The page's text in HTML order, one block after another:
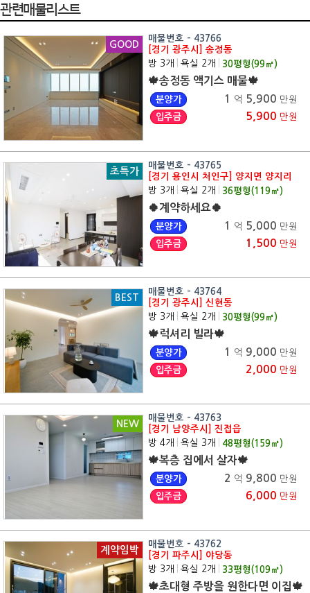
관련매물리스트
GOOD
매물번호 - 43766
[경기 광주시] 송정동
방 3개
욕실 2개 30평형(99㎡)
🍁송정동 액기스 매물🍁
분양가 1 억 5,900 만원
입주금
5,900 만원
초특가
매물번호 - 43765
[경기 용인시 처인구] 양지면 양지리
방 3개
욕실 2개 36평형(119㎡)
🍀계약하세요🍀
분양가 1 억 5,000 만원
입주금
1,500 만원
BEST
매물번호 - 43764
[경기 광주시] 신현동
방 3개
욕실 2개 30평형(99㎡)
🍁럭셔리 빌라🍁
분양가 1 억 9,000 만원
입주금
2,000 만원
NEW
매물번호 - 43763
[경기 남양주시] 진접읍
방 4개
욕실 3개 48평형(159㎡)
🍁복층 집에서 살자🍁
분양가 2 억 9,800 만원
입주금
6,000 만원
계약임박
매물번호 - 43762
[경기 파주시] 야당동
방 3개
욕실 2개 33평형(109㎡)
🍁초대형 주방을 원한다면 이집🍁